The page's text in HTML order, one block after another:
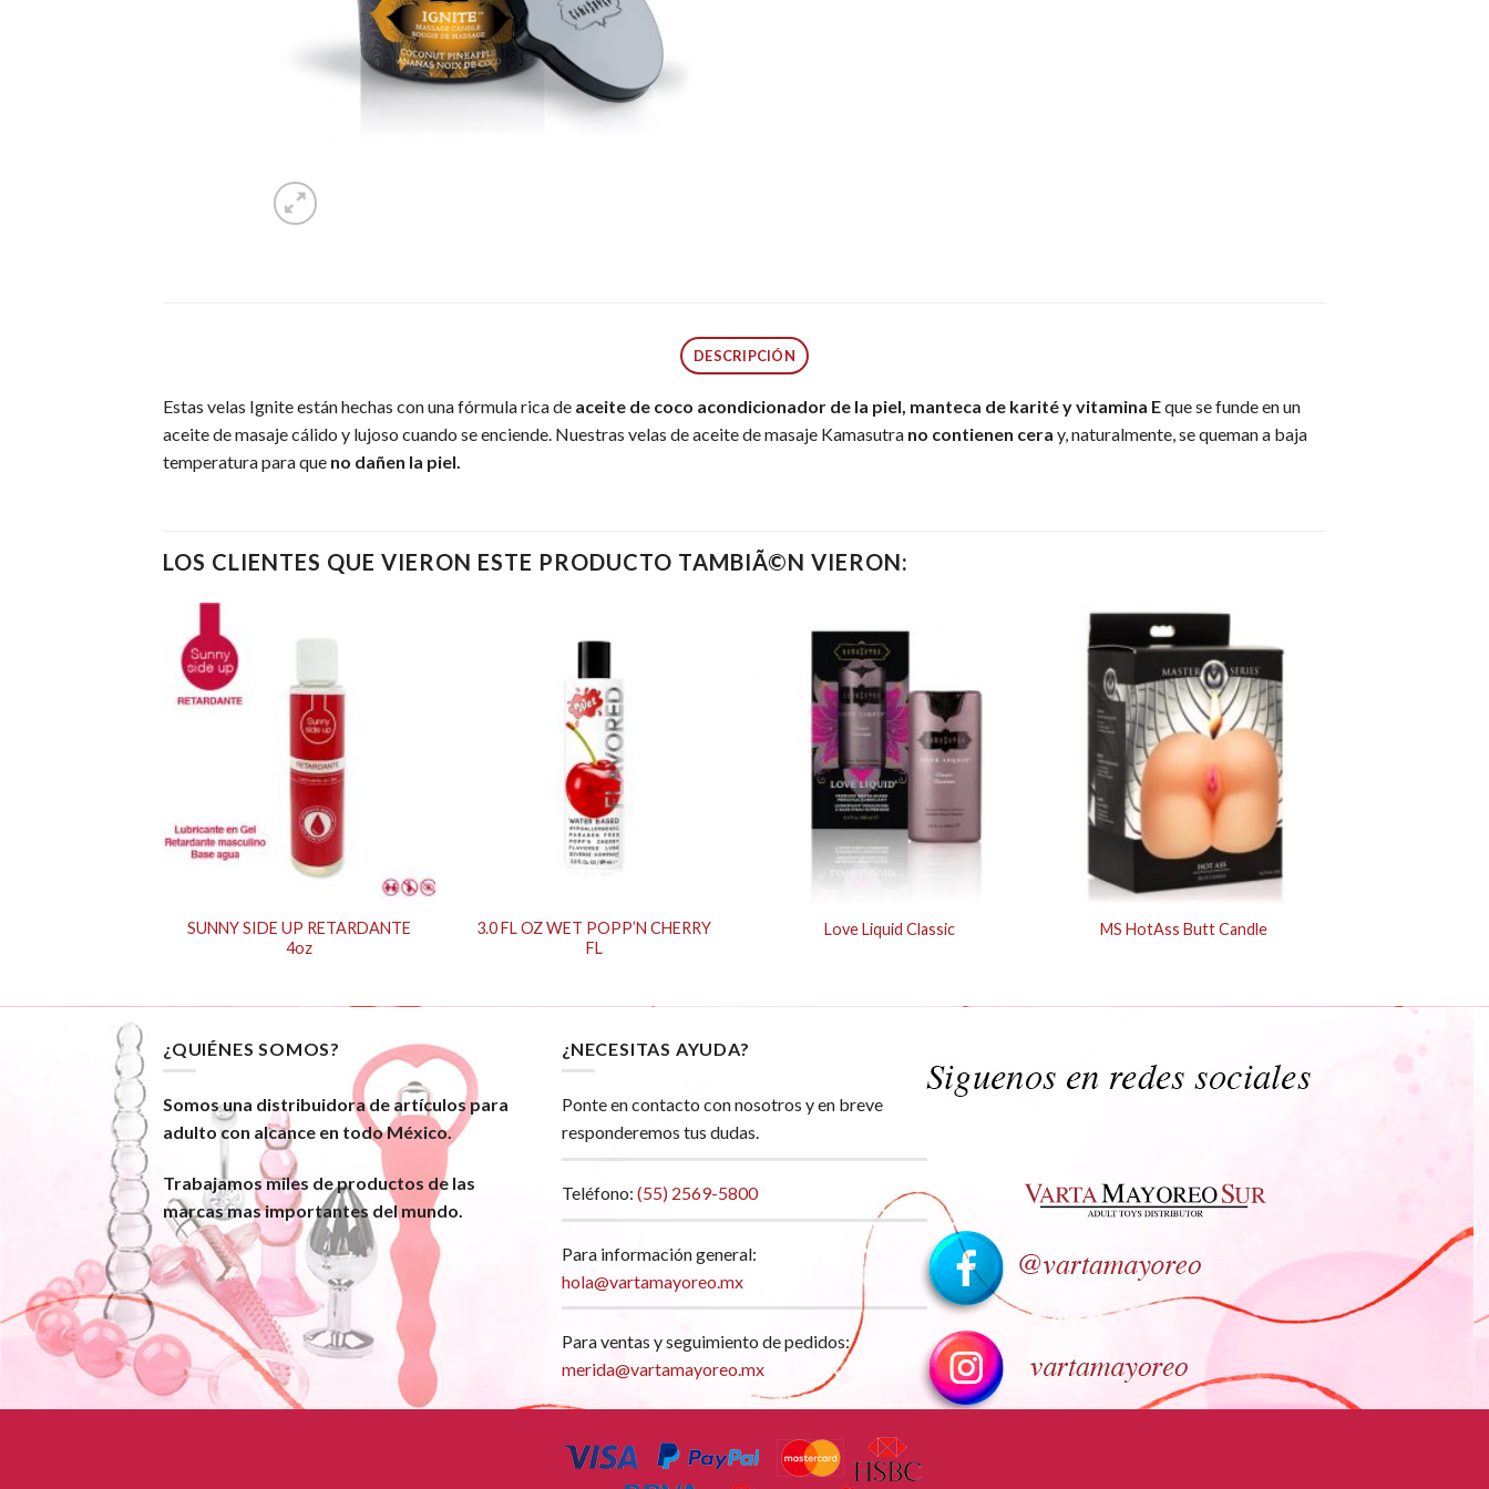
DESCRIPCIÓN
Estas velas Ignite están hechas con una fórmula rica de aceite de coco acondicionador de la piel, manteca de karité y vitamina Eque se funde en un
aceite de masaje cálido y lujoso cuando se enciende. Nuestras velas de aceite de masaje Kamasutra no contienen cera y, naturalmente, se queman a baja
temperatura para que no dañen la piel.
LOS CLIENTES QUE VIERON ESTE PRODUCTO TAMBIÃ©N VIERON:
SUNNY SIDE UP RETARDANTE
4oz
3.0 FL OZ WET POPP’N CHERRY
FL
Love Liquid Classic MS HotAss Butt Candle
¿QUIÉNES SOMOS?
Somos una distribuidora de artículos para
adulto con alcance en todo México.
Trabajamos miles de productos de las
marcas mas importantes del mundo.
¿NECESITAS AYUDA?
Ponte en contacto con nosotros y en breve
responderemos tus dudas.
Teléfono: (55) 2569-5800
Para información general:
hola@vartamayoreo.mx
Para ventas y seguimiento de pedidos:
merida@vartamayoreo.mx